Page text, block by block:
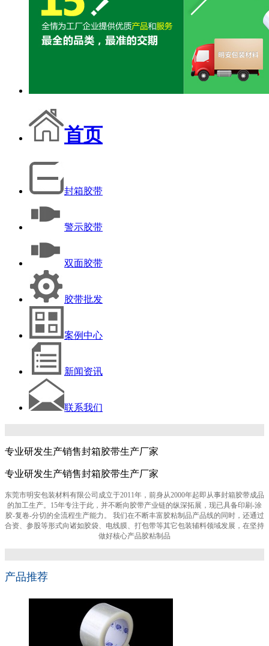
首页
封箱胶带
警示胶带
双面胶带
胶带批发
案例中心
新闻资讯
联系我们
专业研发生产销售封箱胶带生产厂家
专业研发生产销售封箱胶带生产厂家
东莞市明安包装材料有限公司成立于2011年，前身从2000年起即从事封箱胶带成品
的加工生产。15年专注于此，并不断向胶带产业链的纵深拓展，现已具备印刷-涂
胶-复卷-分切的全流程生产能力。 我们在不断丰富胶粘制品产品线的同时，还通过
合资、参股等形式向诸如胶袋、电线膜、打包带等其它包装辅料领域发展，在坚持
做好核心产品胶粘制品
产品推荐